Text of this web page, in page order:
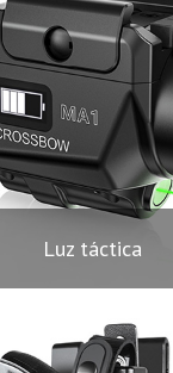
Luz táctica